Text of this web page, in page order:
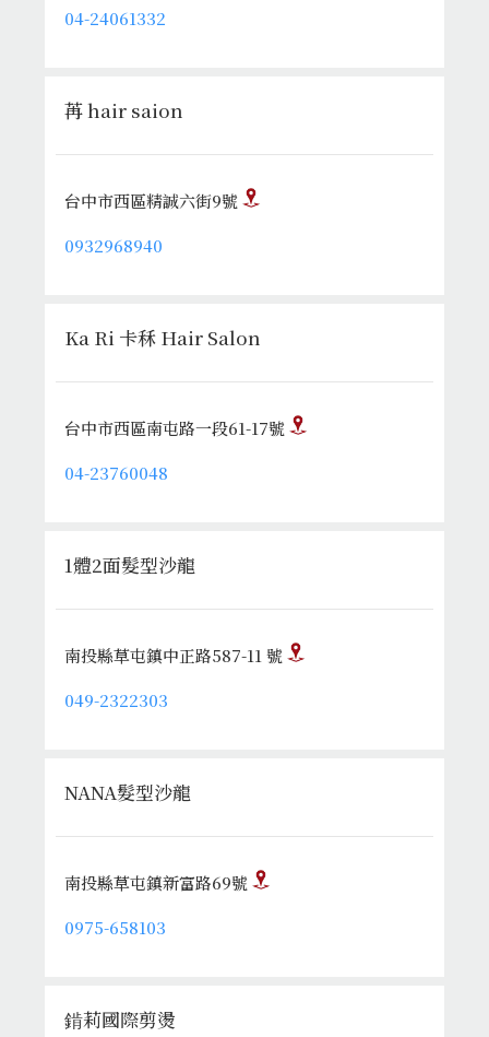
04-24061332
苒 hair saion
台中市西區精誠六街9號
0932968940
Ka Ri 卡秝 Hair Salon
台中市西區南屯路一段61-17號
04-23760048
1體2面髮型沙龍
南投縣草屯鎮中正路587-11 號
049-2322303
NANA髮型沙龍
南投縣草屯鎮新富路69號
0975-658103
錹莉國際剪燙